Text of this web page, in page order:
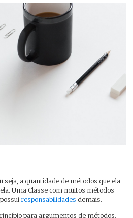
seja, a quantidade de métodos que ela
Uma Classe com muitos métodos
responsabilidades demais.
para argumentos de métodos.